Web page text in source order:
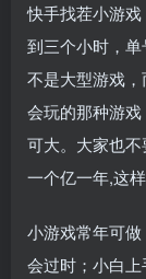
快手找茬小游
到三个小时，
不是大型游戏
会玩的那种游
可大。大家也
一个亿一年,这
小游戏常年可
会过时；小白